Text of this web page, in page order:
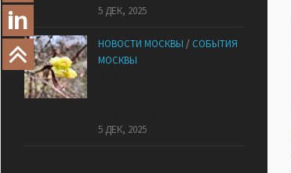
5 ДЕК, 2025
НОВОСТИ МОСКВЫ / СОБЫТИЯ
МОСКВЫ
5 ДЕК, 2025